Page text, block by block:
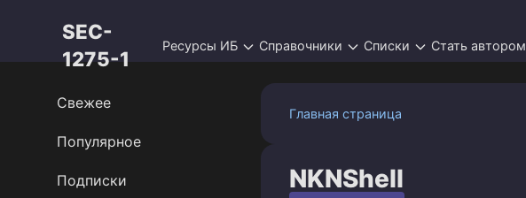
SEC-
1275-1
Ресурсы ИБ Справочники Списки Стать автором
Главная страница
NKNShell
Свежее
Популярное
Подписки